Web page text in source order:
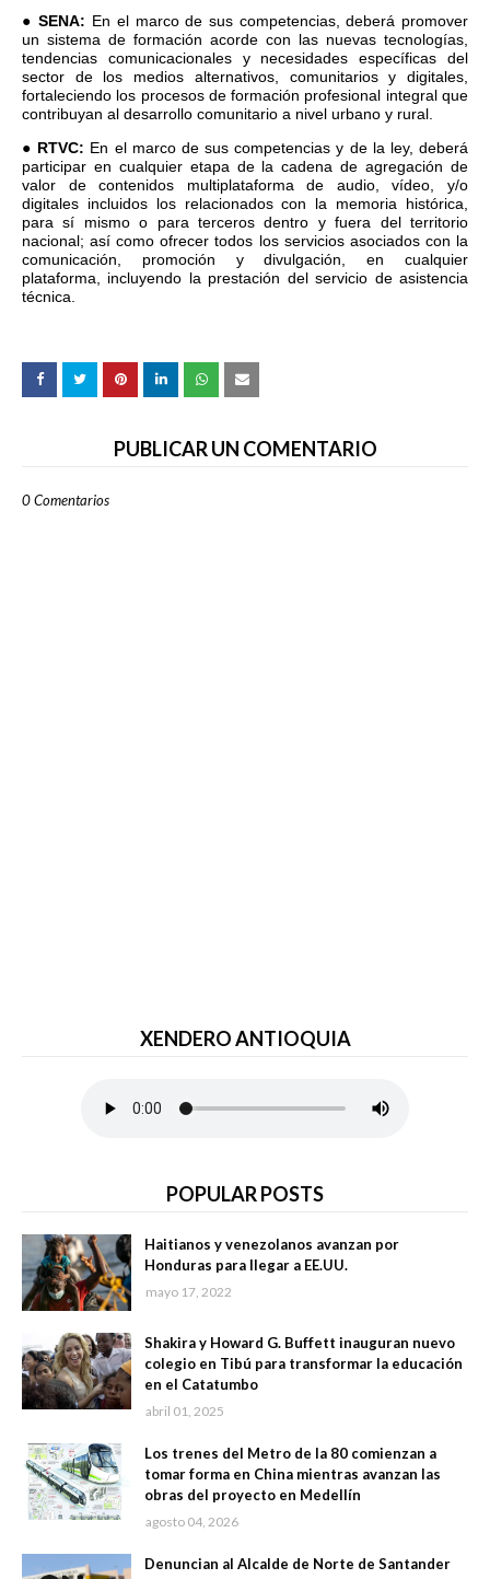
●SENA: En el marco de sus competencias, deberá promover
un sistema de formación acorde con las nuevas tecnologías,
tendencias comunicacionales y necesidades específicas del
sector de los medios alternativos, comunitarios y digitales,
fortaleciendo los procesos de formación profesional integral que
contribuyan al desarrollo comunitario a nivel urbano y rural.
● RTVC: En el marco de sus competencias y de la ley, deberá
participar en cualquier etapa de la cadena de agregación de
valor de contenidos multiplataforma de audio, vídeo, y/o
digitales incluidos los relacionados con la memoria histórica,
para sí mismo o para terceros dentro y fuera del territorio
nacional; así como ofrecer todos los servicios asociados con la
comunicación, promoción y divulgación, en cualquier
plataforma, incluyendo la prestación del servicio de asistencia
técnica.
PUBLICAR UN COMENTARIO
0 Comentarios
XENDERO ANTIOQUIA
POPULAR POSTS
Haitianos y venezolanos avanzan por
Honduras para llegar a EE.UU.
mayo 17, 2022
Shakira y Howard G. Buffett inauguran nuevo
colegio en Tibú para transformar la educación
en el Catatumbo
abril 01, 2025
Los trenes del Metro de la 80 comienzan a
tomar forma en China mientras avanzan las
obras del proyecto en Medellín
agosto 04, 2026
Denuncian al Alcalde de Norte de Santander